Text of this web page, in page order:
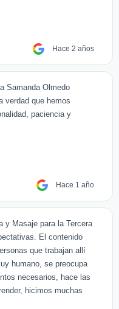
Hace 2 años
Samanda Olmedo
verdad que hemos
paciencia y
Hace 1 año
y Masaje para la Tercera
El contenido
que trabajan allí
humano, se preocupa
necesarios, hace las
hicimos muchas